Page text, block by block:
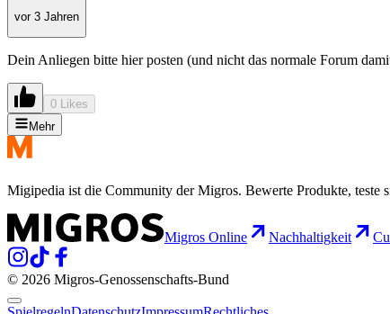
vor 3 Jahren
Dein Anliegen bitte hier posten (und nicht das normale Forum
0 Likes
Mehr
Migipedia ist die Community der Migros. Bewerte Produkte, teste
Migros Online Nachhaltigkeit
© 2026 Migros-Genossenschafts-Bund